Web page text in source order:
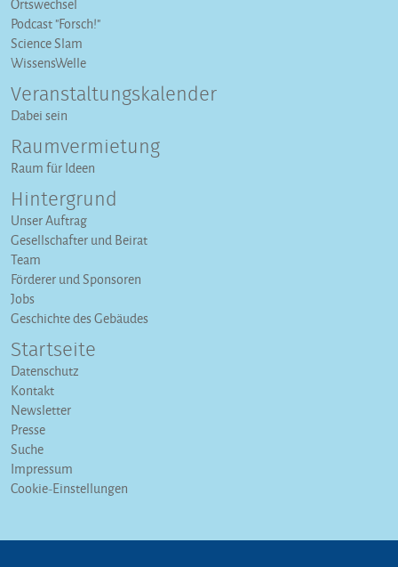
Ortswechsel
Podcast "Forsch!"
Science Slam
WissensWelle
Veranstaltungs­kalender
Dabei sein
Raumvermietung
Raum für Ideen
Hintergrund
Unser Auftrag
Gesellschafter und Beirat
Team
Förderer und Sponsoren
Jobs
Geschichte des Gebäudes
Startseite
Datenschutz
Kontakt
Newsletter
Presse
Suche
Impressum
Cookie-Einstellungen